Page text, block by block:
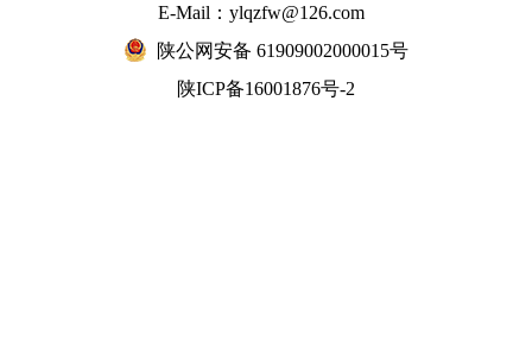
E-Mail：ylqzfw@126.com
陕公网安备 61909002000015号
陕ICP备16001876号-2